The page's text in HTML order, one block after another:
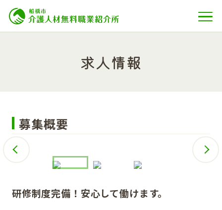
求人情報
募集概要
研修制度完備！安心して働けます。